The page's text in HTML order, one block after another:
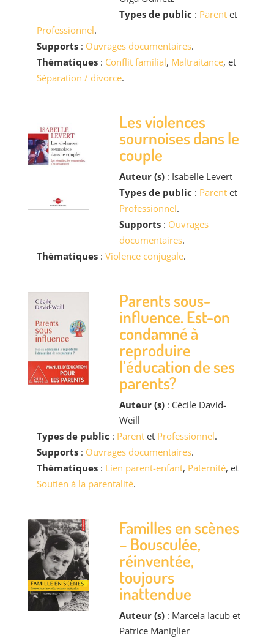
Types de public : Parentet
Professionnel.
Supports: Ouvrages documentaires.
Thématiques: Conflit familial, Maltraitance, et
Séparation / divorce.
Les violences
sournoises dans le
couple
Auteur (s): Isabelle Levert
Types de public : Parentet
Professionnel.
Supports: Ouvrages
documentaires.
Thématiques: Violence conjugale.
Parents sous-
influence. Est-on
condamné à
reproduire
l’éducation de ses
parents?
Auteur (s): Cécile David-
Weill
Types de public : Parentet Professionnel.
Supports: Ouvrages documentaires.
Thématiques: Lien parent-enfant, Paternité, et
Soutien à la parentalité.
Familles en scènes
– Bousculée,
réinventée,
toujours
inattendue
Auteur (s): Marcela Iacub et
Patrice Maniglier